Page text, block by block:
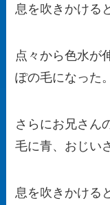
息を吹きかける
点々から色水が
ぽの毛になった。
さらにお兄さん
毛に青、おじい
息を吹きかける